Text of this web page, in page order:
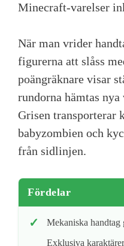
Minecraft-varelser
När man vrider
figurerna att slåss
poängräknare visar
rundorna hämtas
Grisen transporterar
babyzombien och
från sidlinjen.
Fördelar
Mekaniska
Exklusiva